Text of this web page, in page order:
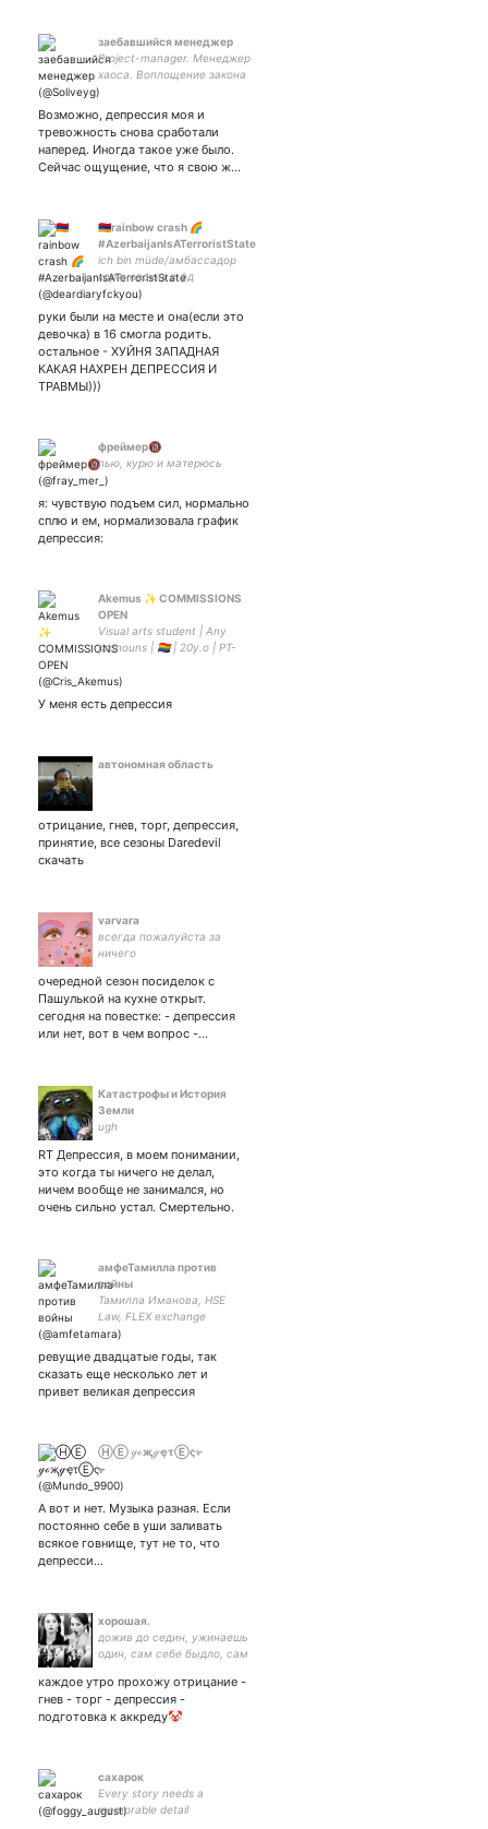
заебавшийся менеджер
Project-manager. Менеджер
хаоса. Воплощение закона
Мёрфи
Возможно, депрессия моя и
тревожность снова сработали
наперед. Иногда такое уже было.
Сейчас ощущение, что я свою ж…
🇦🇲rainbow crash 🌈
#AzerbaijanIsATerroristState
ich bin müde/амбассадор
кориновских в фд
#экслибриум
руки были на месте и она(если это
девочка) в 16 смогла родить.
остальное - ХУЙНЯ ЗАПАДНАЯ
КАКАЯ НАХРЕН ДЕПРЕССИЯ И
ТРАВМЫ)))
фреймер🔞
пью, курю и матерюсь
я: чувствую подъем сил, нормально
сплю и ем, нормализовала график
депрессия:
Akemus ✨ COMMISSIONS
OPEN
Visual arts student | Any
pronouns | 🏳️‍🌈 | 20y.o | PT-
У меня есть депрессия
автономная область
отрицание, гнев, торг, депрессия,
принятие, все сезоны Daredevil
скачать
varvara
всегда пожалуйста за
ничего
очередной сезон посиделок с
Пашулькой на кухне открыт.
сегодня на повестке: - депрессия
или нет, вот в чем вопрос -…
Катастрофы и История
Земли
ugh
RT Депрессия, в моем понимании,
это когда ты ничего не делал,
ничем вообще не занимался, но
очень сильно устал. Смертельно.
амфеТамилла против
войны
Тамилла Иманова, HSE
Law, FLEX exchange
program // human rights
свобода - то, что в сердце,
остальное - детали
ревущие двадцатые годы, так
сказать еще несколько лет и
привет великая депрессия
ⒽⒺ ℊℴҗℊҿτⒺς৮
А вот и нет. Музыка разная. Если
постоянно себе в уши заливать
всякое говнище, тут не то, что
депресси…
хорошая.
дожив до седин, ужинаешь
один, сам себе быдло, сам
каждое утро прохожу отрицание -
гнев - торг - депрессия -
подготовка к аккреду🤡
сахарок
Every story needs a
memorable detail